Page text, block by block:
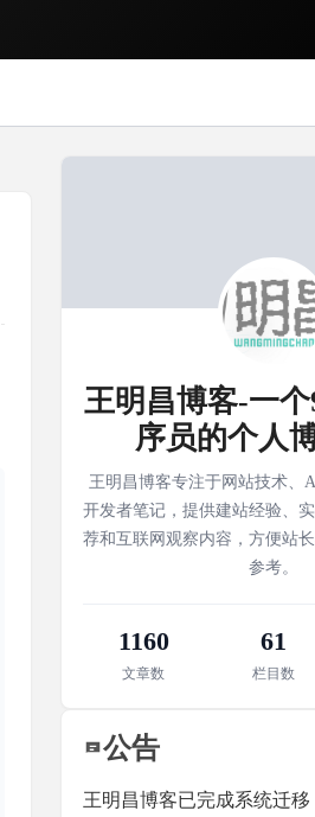
王明昌博客-一
序员的个人
王明昌博客专注于网站技术、
开发者笔记，提供建站经验、
荐和互联网观察内容，方便站
参考。
1160
文章数
61
栏目数
公告
王明昌博客已完成系统迁移